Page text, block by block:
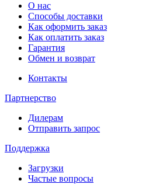
О нас
Способы доставки
Как оформить заказ
Как оплатить заказ
Гарантия
Обмен и возврат
Контакты
Партнерство
Дилерам
Отправить запрос
Поддержка
Загрузки
Частые вопросы